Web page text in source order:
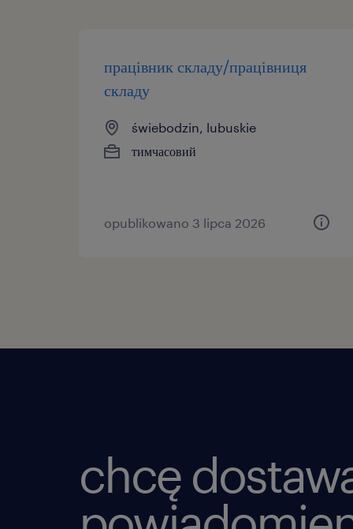
працівник складу/працівниця
складу
świebodzin, lubuskie
тимчасовий
opublikowano 3 lipca 2026
chcę